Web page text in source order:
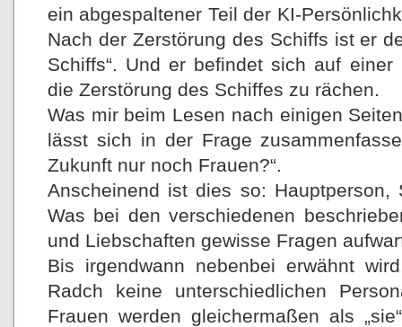
ein abgespaltener Teil der KI-
Nach der Zerstörung des Schiffs ist er
Schiffs“. Und er befindet sich auf
die Zerstörung des Schiffes zu rächen.
Was mir beim Lesen nach einigen
lässt sich in der Frage
Zukunft nur noch Frauen?“.
Anscheinend ist dies so: Hauptperson,
Was bei den verschiedenen
und Liebschaften gewisse Fragen
Bis irgendwann nebenbei erwähnt
Radch keine unterschiedlichen
Frauen werden gleichermaßen als